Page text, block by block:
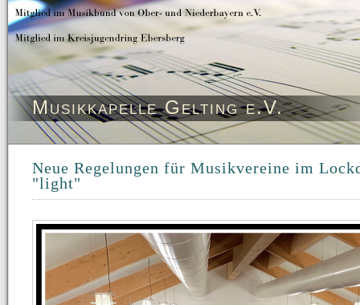
Musikkapelle Gelting e.V.
Neue Regelungen für Musikvereine im
"light"